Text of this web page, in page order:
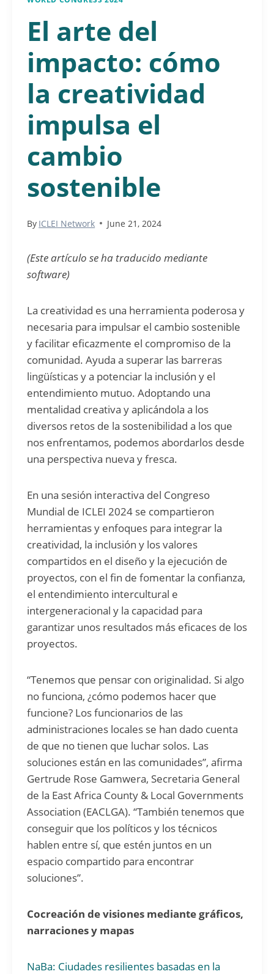
El arte del
impacto: cómo
la creatividad
impulsa el
cambio
sostenible
By ICLEI Network June 21, 2024
(Este artículo se ha traducido mediante
software)
La creatividad es una herramienta poderosa y
necesaria para impulsar el cambio sostenible
y facilitar eficazmente el compromiso de la
comunidad. Ayuda a superar las barreras
lingüísticas y a potenciar la inclusión y el
entendimiento mutuo. Adoptando una
mentalidad creativa y aplicándola a los
diversos retos de la sostenibilidad a los que
nos enfrentamos, podemos abordarlos desde
una perspectiva nueva y fresca.
En una sesión interactiva del Congreso
Mundial de ICLEI 2024 se compartieron
herramientas y enfoques para integrar la
creatividad, la inclusión y los valores
compartidos en el diseño y la ejecución de
proyectos, con el fin de fomentar la confianza,
el entendimiento intercultural e
intergeneracional y la capacidad para
garantizar unos resultados más eficaces de los
proyectos.
“Tenemos que pensar con originalidad. Si algo
no funciona, ¿cómo podemos hacer que
funcione? Los funcionarios de las
administraciones locales se han dado cuenta
de que no tienen que luchar solos. Las
soluciones están en las comunidades”, afirma
Gertrude Rose Gamwera, Secretaria General
de la East Africa County & Local Governments
Association (EACLGA). “También tenemos que
conseguir que los políticos y los técnicos
hablen entre sí, que estén juntos en un
espacio compartido para encontrar
soluciones”.
Cocreación de visiones mediante gráficos,
narraciones y mapas
NaBa: Ciudades resilientes basadas en la